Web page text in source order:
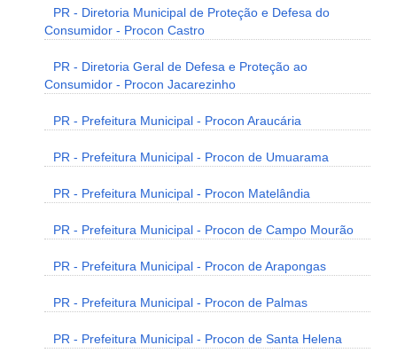
PR - Diretoria Municipal de Proteção e Defesa do
Consumidor - Procon Castro
PR - Diretoria Geral de Defesa e Proteção ao
Consumidor - Procon Jacarezinho
PR - Prefeitura Municipal - Procon Araucária
PR - Prefeitura Municipal - Procon de Umuarama
PR - Prefeitura Municipal - Procon Matelândia
PR - Prefeitura Municipal - Procon de Campo Mourão
PR - Prefeitura Municipal - Procon de Arapongas
PR - Prefeitura Municipal - Procon de Palmas
PR - Prefeitura Municipal - Procon de Santa Helena